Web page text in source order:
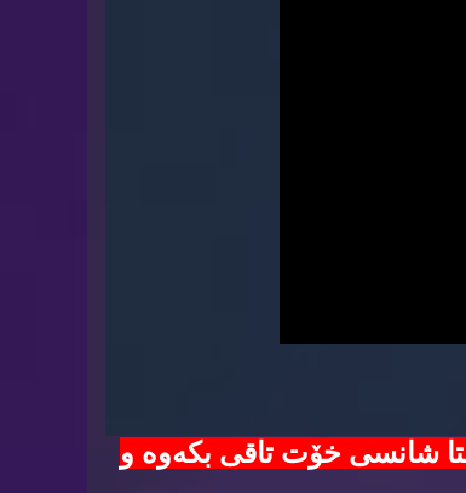
مەدە😱 هەر ئێستا شانسی خۆت تاقی بکەوە و